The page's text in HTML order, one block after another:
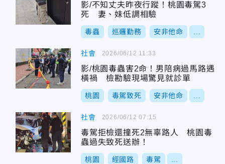
影/不知丈夫昨夜行蹤！桃園毒駕3
死 妻、妹低調相驗
毒蟲 巡邏勤務 安非他命
社會
影/桃園毒蟲害2命！男陪病過馬路遇
橫禍 檢勘驗現場驚見就診單
桃園 毒駕致死 安非他命
2026/06/12 11:33
社會
毒駕拒檢還撞死2無辜路人 桃園毒
蟲過失致死送辦！
桃園 經國路 毒駕
2026/06/12 07:15